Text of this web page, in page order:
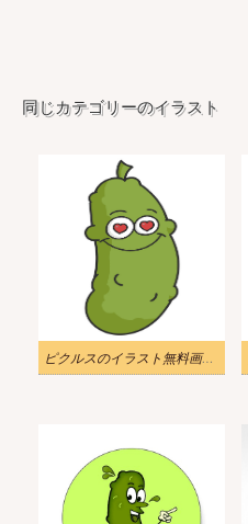
同じカテゴリーのイラスト
ピクルスのイラスト無料画像 4